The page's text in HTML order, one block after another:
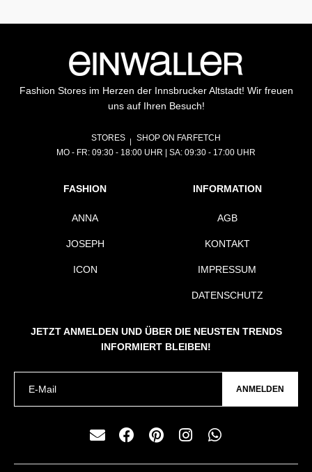
Fashion Stores im Herzen der Innsbrucker Altstadt! Wir freuen
uns auf Ihren Besuch!
STORES
SHOP ON FARFETCH
MO - FR: 09:30 - 18:00 UHR | SA: 09:30 - 17:00 UHR
FASHION
ANNA
JOSEPH
ICON
INFORMATION
AGB
KONTAKT
IMPRESSUM
DATENSCHUTZ
JETZT ANMELDEN UND ÜBER DIE NEUSTEN TRENDS
INFORMIERT BLEIBEN!
ANMELDEN